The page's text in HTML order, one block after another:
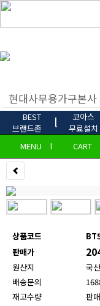
BEST
브랜드존
l
코아스
무료설치
MENU
l CART
상품코드
판매가
원산지
국산
배송문의
재고수량
판